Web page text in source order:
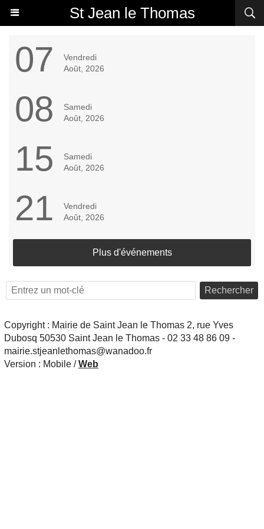
St Jean le Thomas
07
Vendredi
Août, 2026
08
Samedi
Août, 2026
15
Samedi
Août, 2026
21
Vendredi
Août, 2026
Plus d'événements
Rechercher
Copyright : Mairie de Saint Jean le Thomas 2, rue Yves
Dubosq 50530 Saint Jean le Thomas - 02 33 48 86 09 -
mairie.stjeanlethomas@wanadoo.fr
Version : Mobile /Web